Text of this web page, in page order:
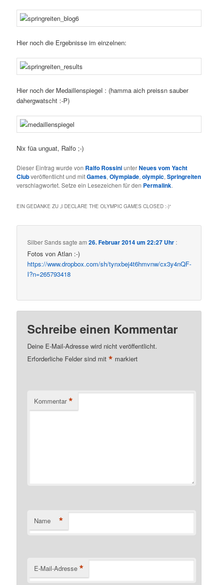
Hier noch die Ergebnisse im einzelnen:
Hier noch der Medaillenspiegel : (hamma aich preissn sauber
dahergwatscht :-P)
Nix füa unguat, Ralfo ;-)
Dieser Eintrag wurde von Ralfo RossiniunterNeues vom Yacht
Clubveröffentlicht und mitGames,Olympiade,olympic,Springreiten
verschlagwortet. Setze ein Lesezeichen für den Permalink.
EIN GEDANKE ZU „I DECLARE THE OLYMPIC GAMES CLOSED :-)“
Silber Sandssagte am26. Februar 2014 um 22:27 Uhr :
Fotos von Atlan :-)
https://www.dropbox.com/sh/tynxbej4t6hmvnw/cx3y4nQF-
I?n=265793418
Schreibe einen Kommentar
Deine E-Mail-Adresse wird nicht veröffentlicht.
Erforderliche Felder sind mit* markiert
Kommentar *
Name *
E-Mail-Adresse *